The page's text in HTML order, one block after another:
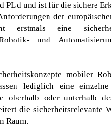
PL d und ist für die sichere
der
erstmals eine
und
mobiler
lediglich eine
oberhalb oder unterhalb
die sicherheitsrelevante
Raum.